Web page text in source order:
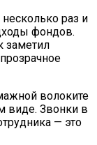
раз и
фондов.
заметил
волоките
виде. Звонки в
— это